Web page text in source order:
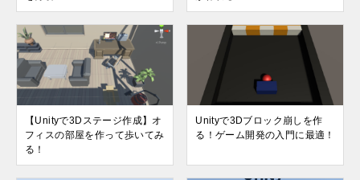
【Unityで3Dステージ作成】オ
フィスの部屋を作って歩いてみ
る！
Unityで3Dブロック崩しを作
る！ゲーム開発の入門に最適！